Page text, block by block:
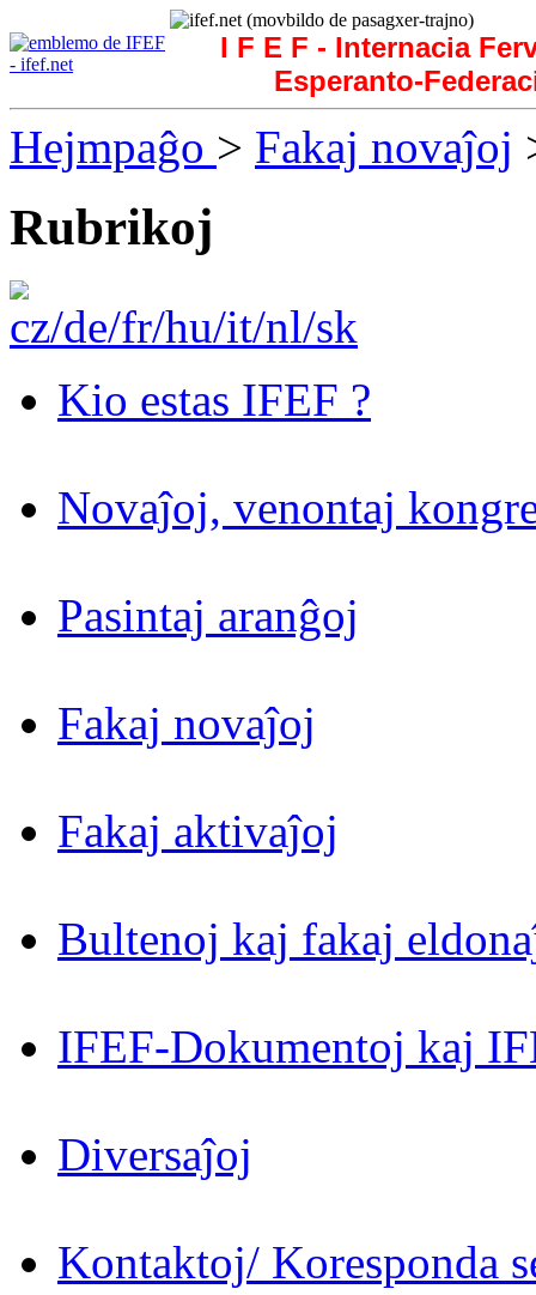
I F E F - Internacia
Esperanto-
Hejmpaĝo > Fakaj novaĵoj
Rubrikoj
Kio estas IFEF ?
Novaĵoj, venontaj
Pasintaj aranĝoj
Fakaj novaĵoj
Fakaj aktivaĵoj
Bultenoj kaj fakaj
IFEF-Dokumentoj kaj
Diversaĵoj
Kontaktoj/ Koresponda